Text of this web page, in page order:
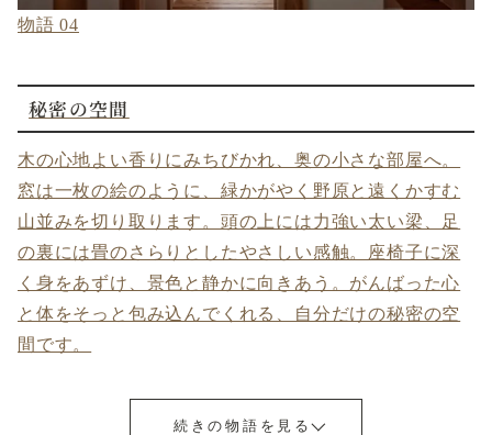
物語 04
秘密の空間
木の心地よい香りにみちびかれ、奥の小さな部屋へ。
窓は一枚の絵のように、緑かがやく野原と遠くかすむ
山並みを切り取ります。頭の上には力強い太い梁、足
の裏には畳のさらりとしたやさしい感触。座椅子に深
く身をあずけ、景色と静かに向きあう。がんばった心
と体をそっと包み込んでくれる、自分だけの秘密の空
間です。
続きの物語を見る